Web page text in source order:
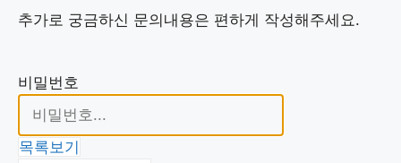
추가로 궁금하신 문의내용은 편하게 작성해주세요.
비밀번호
목록보기